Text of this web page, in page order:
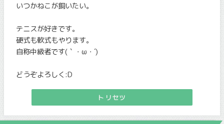
いつかねこが飼いたい。
テニスが好きです。
硬式も軟式もやります。
自称中級者です(｀・ω・´)
どうぞよろしく:D
トリセツ